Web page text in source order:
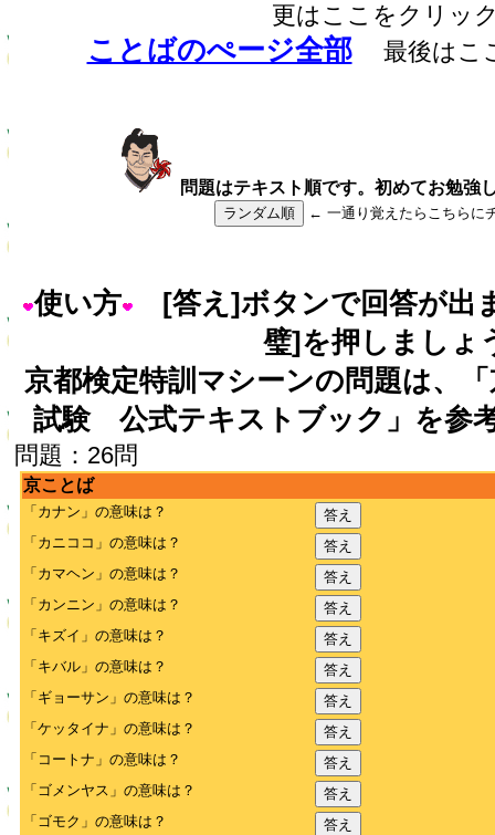
更はここをクリッ
ことばのぺージ全部 最後はこ
問題はテキスト順です。初めてお勉強
ランダム順 ← 一通り覚えたらこちらに
使い方
[答え]ボタンで回答が出
璧]を押しましょ
京都検定特訓マシーンの問題は、
試験 公式テキストブック」を参
問題：26問
京ことば
「カナン」の意味は？
答え
「カニココ」の意味は？
答え
「カマヘン」の意味は？
答え
「カンニン」の意味は？
答え
「キズイ」の意味は？
答え
「キバル」の意味は？
答え
「ギョーサン」の意味は？
答え
「ケッタイナ」の意味は？
答え
「コートナ」の意味は？
答え
「ゴメンヤス」の意味は？
答え
「ゴモク」の意味は？
答え